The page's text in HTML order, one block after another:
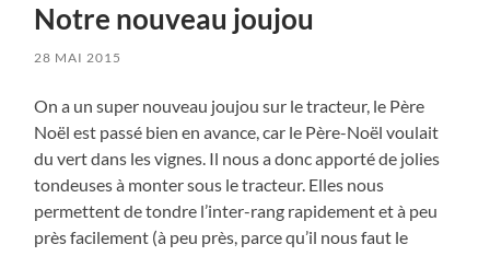
Notre nouveau joujou
28 MAI 2015
On a un super nouveau joujou sur le tracteur, le Père
Noël est passé bien en avance, car le Père-Noël voulait
du vert dans les vignes. Il nous a donc apporté de jolies
tondeuses à monter sous le tracteur. Elles nous
permettent de tondre l’inter-rang rapidement et à peu
près facilement (à peu près, parce qu’il nous faut le